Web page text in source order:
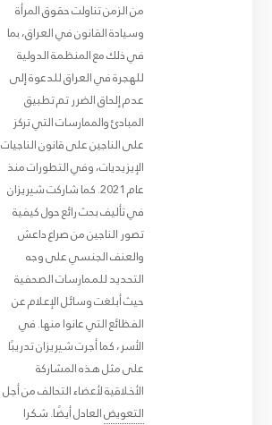
من الزمن تناولت حقوق المرأة
وسيادة القانون في العراق، بما
في ذلك مع المنظمة الدولية
للهجرة في العراق للدعوة إلى
عدم إلحاق الضرر تم تطبيق
المبادئ والممارسات التي تركز
على الناجين على قانون الناجيات
الإيزيديات، وفي التطورات منذ
عام
2021. كما شاركت شيريزان
في تأليف بحث رائع حول كيفية
تصور الناجين من صراع داعش
والعنف الجنسي على وجه
التحديد للممارسات الصحفية
حيث أبلغت وسائل الإعلام عن
الفظائع التي عانوا منها. في
الأسر، كما أجرت شيريزان تدريبًا
على مثل هذه المشاركة
الأخلاقية لأعضاء التحالف من أجل
التعويضالعادل أيضًا. شكرا